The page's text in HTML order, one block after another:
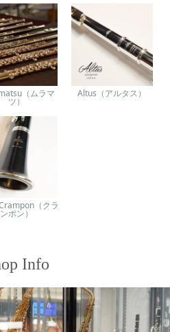
（ムラマ
ツ）
Altus（アルタス）
（クラ
ンポン）
Info